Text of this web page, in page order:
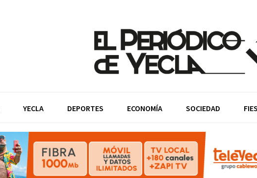
YECLA DEPORTES ECONOMÍA SOCIEDAD